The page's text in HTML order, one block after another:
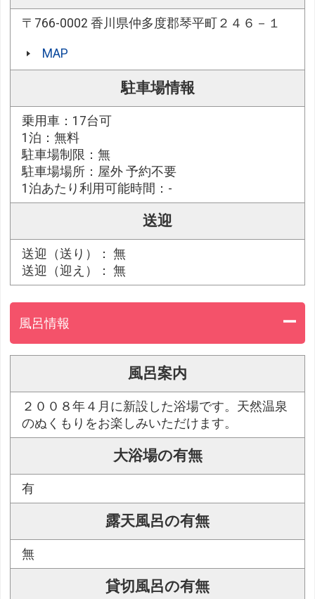
〒766-0002 香川県仲多度郡琴平町２４６－１
MAP
駐車場情報
乗用車：17台可
1泊：無料
駐車場制限：無
駐車場場所：屋外 予約不要
1泊あたり利用可能時間：-
送迎
送迎（送り）： 無
送迎（迎え）： 無
風呂情報
風呂案内
２００８年４月に新設した浴場です。天然温泉
のぬくもりをお楽しみいただけます。
大浴場の有無
有
露天風呂の有無
無
貸切風呂の有無